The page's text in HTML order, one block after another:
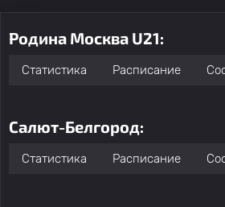
Родина Москва U21:
Статистика Расписание
Салют-Белгород:
Статистика Расписание